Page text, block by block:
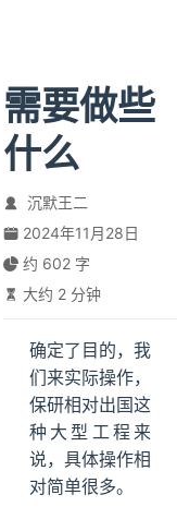
需要做些
什么
沉默王二
2024年11月28日
约 602 字
大约 2 分钟
确定了目的，我
们来实际操作，
保研相对出国这
种大型工程来
说，具体操作相
对简单很多。